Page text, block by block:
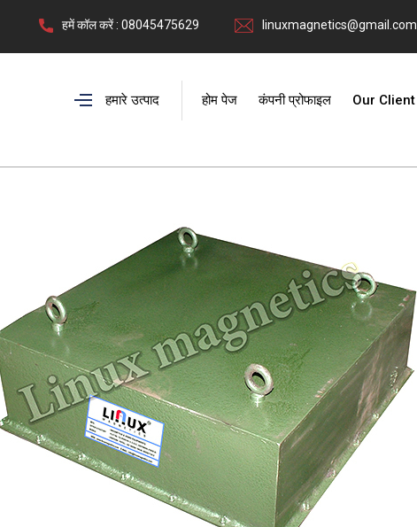
linuxmagnetics@gmail.com
हमें कॉल करें : 08045475629
हमारे उत्पाद होम पेज कंपनी प्रोफाइल Our Client